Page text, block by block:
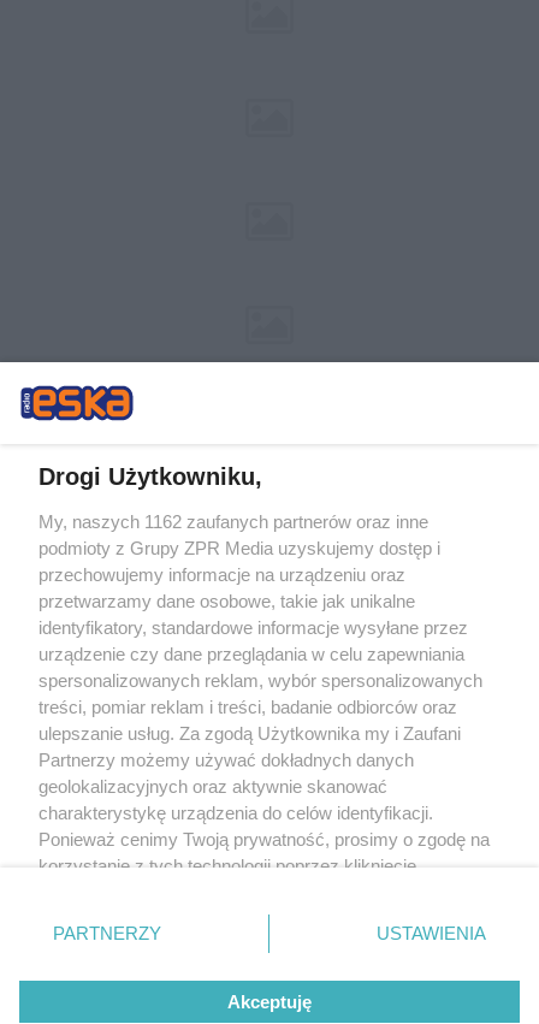
Żaden utwór zamieszczony w serwisie nie może być powielany i
rozpowszechniany lub dalej rozpowszechniany w jakikolwiek sposób (w
tym także elektroniczny lub mechaniczny) na jakimkolwiek polu
eksploatacji w jakiejkolwiek formie, włącznie z umieszczaniem w Internecie
bez pisemnej zgody właściciela praw. Jakiekolwiek użycie lub
wykorzystanie utworów w całości lub w części z naruszeniem prawa, tzn.
bez właściwej zgody, jest zabronione pod groźbą kary i może być ścigane
prawnie.
O nas
Drogi Użytkowniku,
My, naszych 1162 zaufanych partnerów oraz inne
podmioty z Grupy ZPR Media uzyskujemy dostęp i
przechowujemy informacje na urządzeniu oraz
przetwarzamy dane osobowe, takie jak unikalne
identyfikatory, standardowe informacje wysyłane przez
urządzenie czy dane przeglądania w celu zapewniania
spersonalizowanych reklam, wybór spersonalizowanych
treści, pomiar reklam i treści, badanie odbiorców oraz
ulepszanie usług. Za zgodą Użytkownika my i Zaufani
Partnerzy możemy używać dokładnych danych
geolokalizacyjnych oraz aktywnie skanować
charakterystykę urządzenia do celów identyfikacji.
Ponieważ cenimy Twoją prywatność, prosimy o zgodę na
korzystanie z tych technologii poprzez kliknięcie
zmienić/wycofać klikając przycisk ustawień prywatności
znajdujący się w lewym dolnym rogu strony
rodzaje przetwarzania danych nie wymagają zgody
użytkownika, ale masz prawo sprzeciwić się takiemu
PARTNERZY USTAWIENIA
Akceptuję